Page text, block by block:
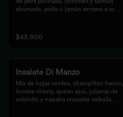
ahumado, pollo o jamón serrano a su
$43.900
Insalate Di Manzo
Mix de hojas verdes, champiñón fresco,
tomate cherry, queso azul, julianas de
solomito y nuestra crocante cebolla